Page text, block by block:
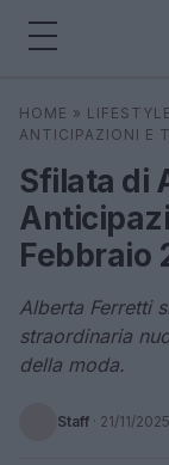
Cerca
HOME » LIFESTYLE
ANTICIPAZIONI E
Sfilata di
Febbraio
Alberta Ferretti
straordinaria
della moda.
Staff · 21/11/2025